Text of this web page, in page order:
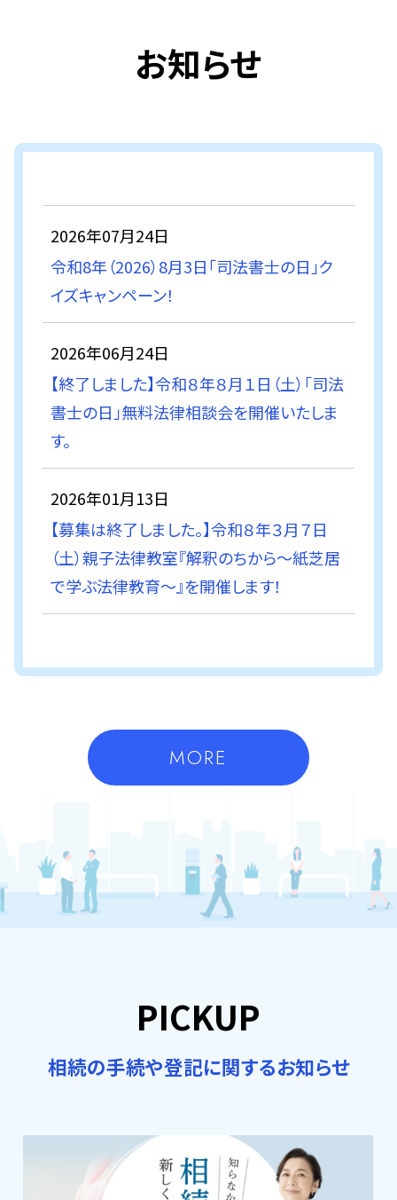
お知らせ
2026年07月24日
令和8年（2026）8月3日「司法書士の日」ク
イズキャンペーン！
2026年06月24日
【終了しました】令和８年８月１日（土）「司法
書士の日」無料法律相談会を開催いたしま
す。
2026年01月13日
【募集は終了しました。】令和８年３月７日
（土）親子法律教室『解釈のちから～紙芝居
で学ぶ法律教育～』を開催します！
MORE
PICKUP
相続の手続や登記に関するお知らせ